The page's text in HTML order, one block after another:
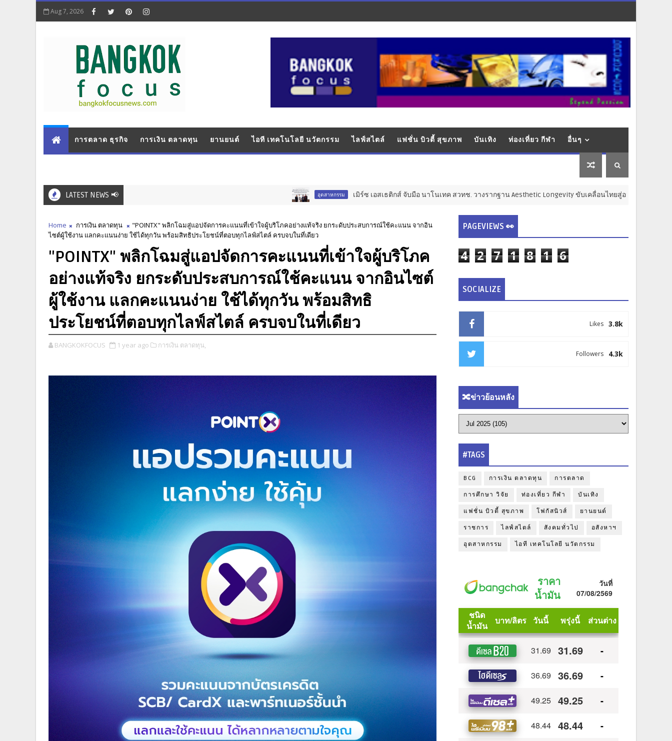
Aug 7, 2026
การตลาด ธุรกิจ การเงิน ตลาดทุน ยานยนต์ ไอที เทคโนโลยี นวัตกรรม ไลฟ์สไตล์ แฟชั่น บิวตี้ สุขภาพ บันเทิง ท่องเที่ยว กีฬา อื่นๆ
LATEST NEWS 📢 อุตสาหกรรม เมิร์ซ เอสเธติกส์ จับมือ นาโนเทค สวทช. วางรากฐาน Aesthetic Longevity ขับเคลื่อนไทยสู่อนาคตเศรษฐกิจสุขภาพ
Home การเงิน ตลาดทุน
"POINTX" พลิกโฉมสู่แอปจัดการคะแนนที่เข้าใจผู้บริโภคอย่างแท้จริง ยกระดับประสบการณ์ใช้คะแนน จากอิน
ไซต์ผู้ใช้งาน แลกคะแนนง่าย ใช้ได้ทุกวัน พร้อมสิทธิประโยชน์ที่ตอบทุกไลฟ์สไตล์ ครบจบในที่เดียว
"POINTX" พลิกโฉมสู่แอปจัดการคะแนนที่เข้าใจผู้บริโภค
อย่างแท้จริง ยกระดับประสบการณ์ใช้คะแนน จากอินไซต์
ผู้ใช้งาน แลกคะแนนง่าย ใช้ได้ทุกวัน พร้อมสิทธิ
ประโยชน์ที่ตอบทุกไลฟ์สไตล์ ครบจบในที่เดียว
BANGKOKFOCUS 1 year ago การเงิน ตลาดทุน,
PAGEVIEWS 👀
4 2 7 1 8 1 6
SOCIALIZE
3.8k
Likes
4.3k
Followers
🔀ข่าวย้อนหลัง
#TAGS
BCG การเงิน ตลาดทุน การตลาด
การศึกษา วิจัย ท่องเที่ยว กีฬา บันเทิง
แฟชั่น บิวตี้ สุขภาพ โฟกัสนิวส์ ยานยนต์
ราชการ ไลฟ์สไตล์ สังคมทั่วไป อสังหาฯ
อุตสาหกรรม ไอที เทคโนโลยี นวัตกรรม